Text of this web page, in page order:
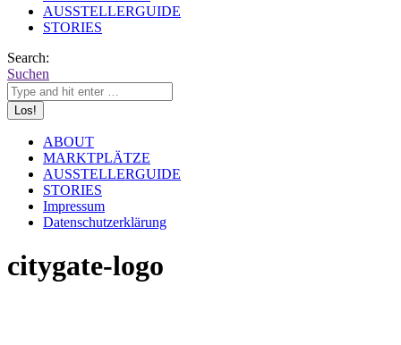
AUSSTELLERGUIDE
STORIES
Search:
Suchen
ABOUT
MARKTPLÄTZE
AUSSTELLERGUIDE
STORIES
Impressum
Datenschutzerklärung
citygate-logo